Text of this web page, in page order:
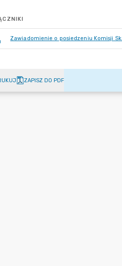
Zawiadomienie o posiedzeniu Komisji
ZAPISZ DO PDF